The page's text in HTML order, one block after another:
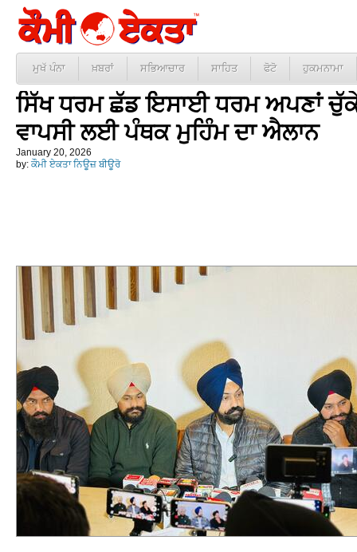
ਮੁਖੱ ਪੰਨਾ ਖ਼ਬਰਾਂ ਸਭਿਆਚਾਰ ਸਾਹਿਤ ਫੋਟੋ ਹੁਕਮਨਾਮਾ
ਸਿੱਖ ਧਰਮ ਛੱਡ ਇਸਾਈ ਧਰਮ ਅਪਣਾਂ ਚੁੱਕੇ
ਵਾਪਸੀ ਲਈ ਪੰਥਕ ਮੁਹਿੰਮ ਦਾ ਐਲਾਨ
January 20, 2026
by: ਕੌਮੀ ਏਕਤਾ ਨਿਊਜ਼ ਬੀਊਰੋ